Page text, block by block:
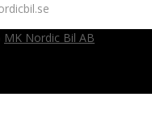
MK Nordic Bil AB